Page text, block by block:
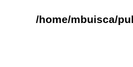
/home/mbuisca/